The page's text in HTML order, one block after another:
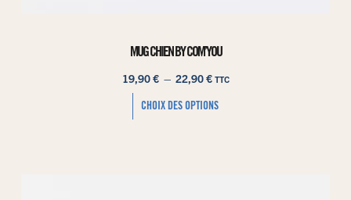
MUG CHIEN BY COM’YOU
19,90€ – 22,90€ TTC
CHOIX DES OPTIONS